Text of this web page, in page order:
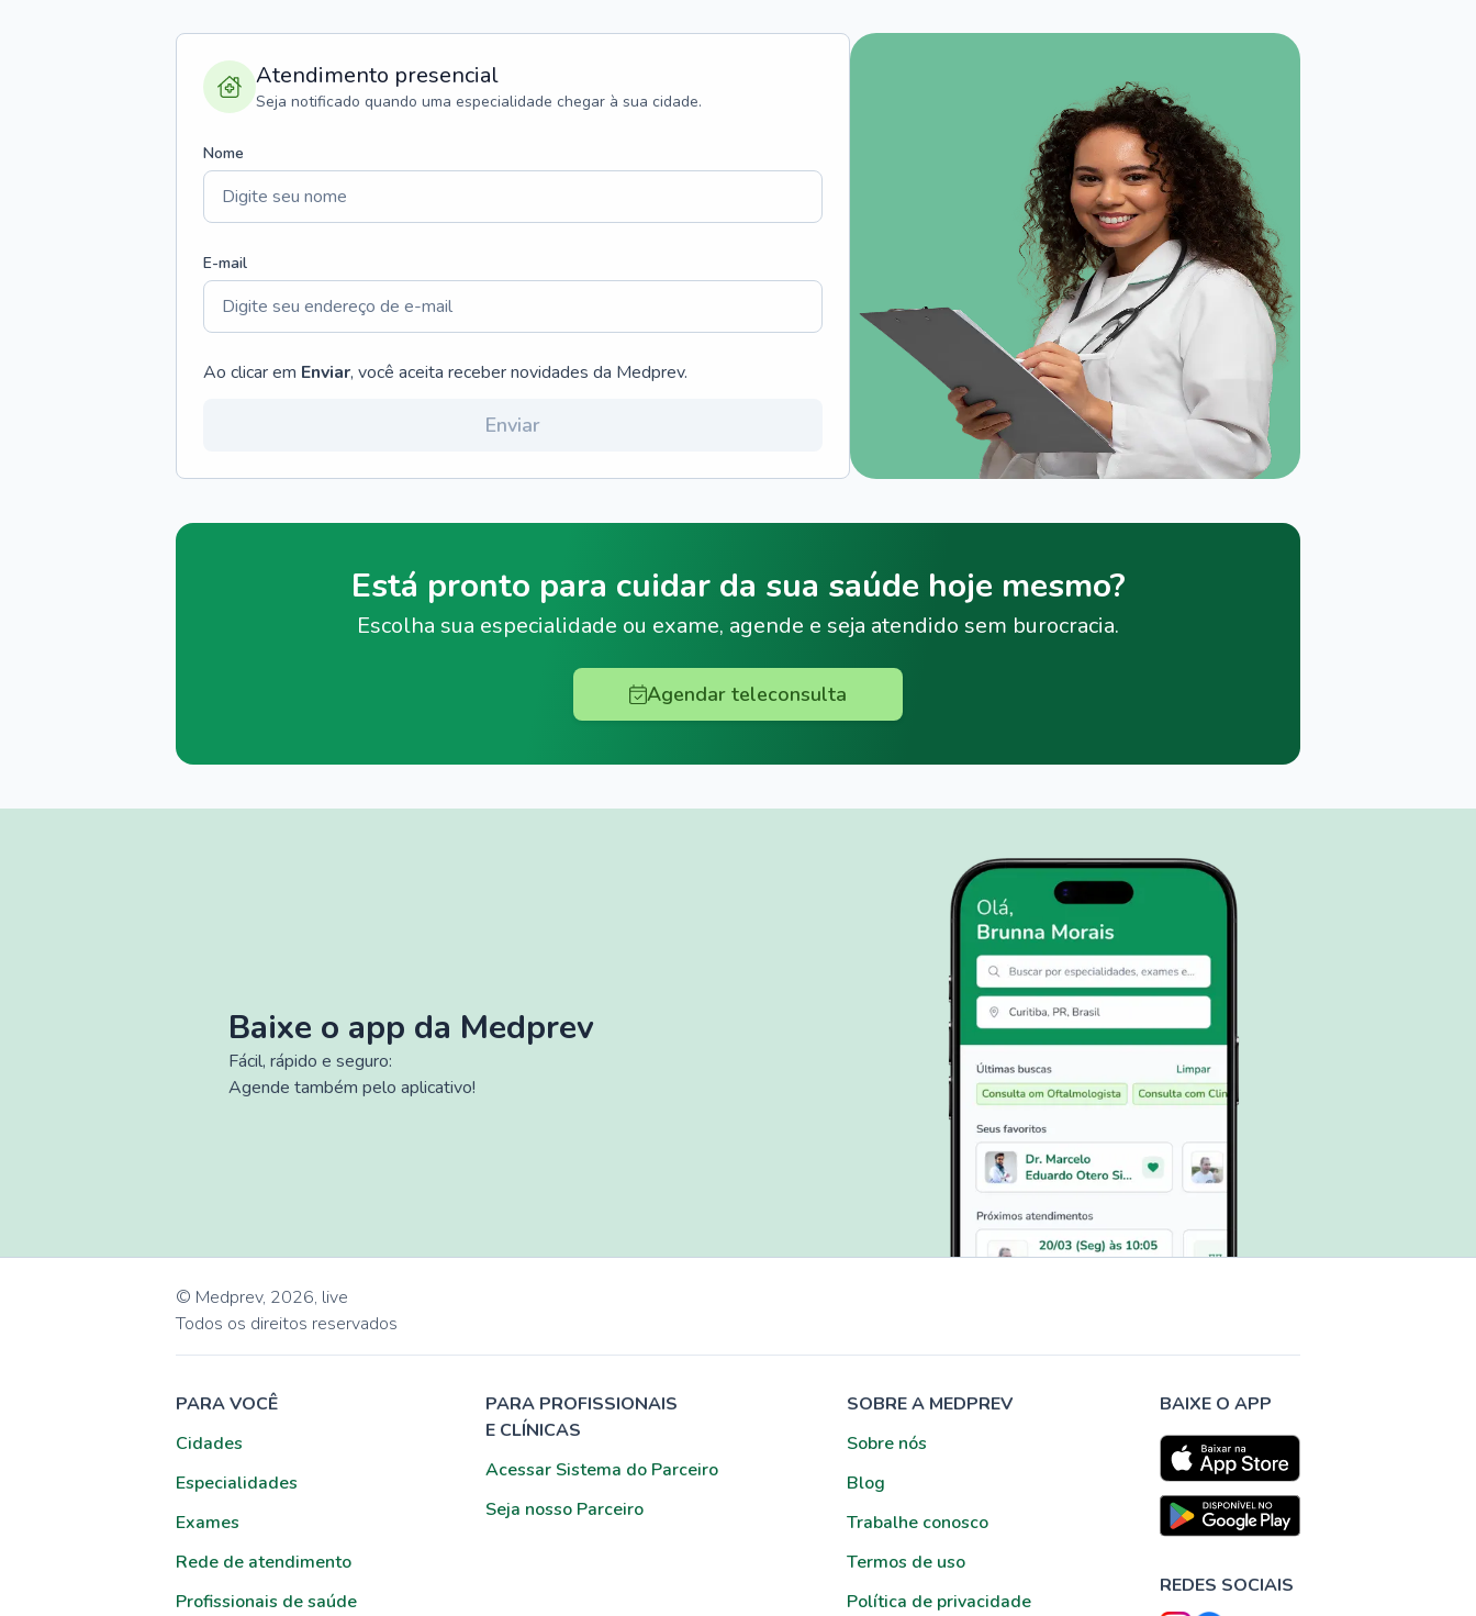
Atendimento presencial
Seja notificado quando uma especialidade chegar à sua cidade.
Nome
E-mail
Ao clicar em Enviar, você aceita receber novidades da Medprev.
Enviar
Está pronto para cuidar da sua saúde hoje mesmo?
Escolha sua especialidade ou exame, agende e seja atendido sem burocracia.
Agendar teleconsulta
Baixe o app da Medprev
Fácil, rápido e seguro:
Agende também pelo aplicativo!
© Medprev, 2026, live
Todos os direitos reservados
PARA VOCÊ
Cidades
Especialidades
Exames
Rede de atendimento
Profissionais de saúde
PARA PROFISSIONAIS
E CLÍNICAS
Acessar Sistema do Parceiro
Seja nosso Parceiro
SOBRE A MEDPREV
Sobre nós
Blog
Trabalhe conosco
Termos de uso
Política de privacidade
BAIXE O APP
REDES SOCIAIS